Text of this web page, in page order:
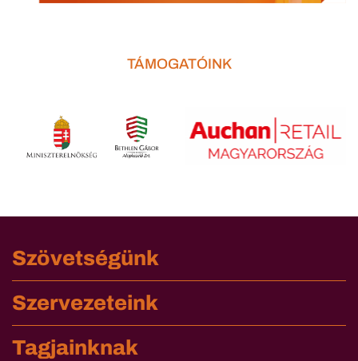
TÁMOGATÓINK
Szövetségünk
Szervezeteink
Tagjainknak